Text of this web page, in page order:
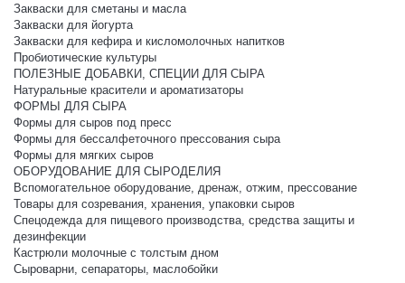
Закваски для сметаны и масла
Закваски для йогурта
Закваски для кефира и кисломолочных напитков
Пробиотические культуры
ПОЛЕЗНЫЕ ДОБАВКИ, СПЕЦИИ ДЛЯ СЫРА
Натуральные красители и ароматизаторы
ФОРМЫ ДЛЯ СЫРА
Формы для сыров под пресс
Формы для бессалфеточного прессования сыра
Формы для мягких сыров
ОБОРУДОВАНИЕ ДЛЯ СЫРОДЕЛИЯ
Вспомогательное оборудование, дренаж, отжим, прессование
Товары для созревания, хранения, упаковки сыров
Спецодежда для пищевого производства, средства защиты и
дезинфекции
Кастрюли молочные с толстым дном
Сыроварни, сепараторы, маслобойки